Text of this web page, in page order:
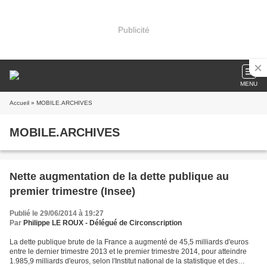
Publicité
MENU
Accueil » MOBILE.ARCHIVES
MOBILE.ARCHIVES
Nette augmentation de la dette publique au
premier trimestre (Insee)
Publié le 29/06/2014 à 19:27
Par Philippe LE ROUX - Délégué de Circonscription
La dette publique brute de la France a augmenté de 45,5 milliards d'euros
entre le dernier trimestre 2013 et le premier trimestre 2014, pour atteindre
1.985,9 milliards d'euros, selon l'Institut national de la statistique et des